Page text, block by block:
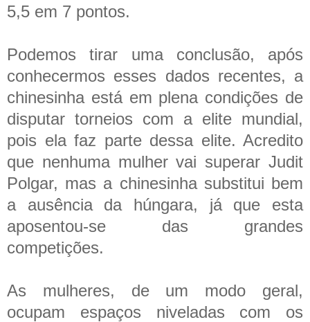
5,5 em 7 pontos.
Podemos tirar uma conclusão, após
conhecermos esses dados recentes, a
chinesinha está em plena condições de
disputar torneios com a elite mundial,
pois ela faz parte dessa elite. Acredito
que nenhuma mulher vai superar Judit
Polgar, mas a chinesinha substitui bem
a ausência da húngara, já que esta
aposentou-se das grandes
competições.
As mulheres, de um modo geral,
ocupam espaços niveladas com os